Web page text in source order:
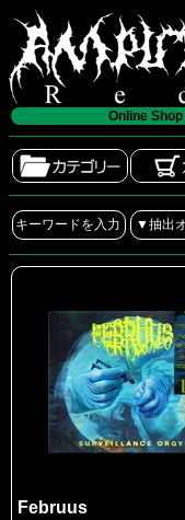
Online Shop
Februus